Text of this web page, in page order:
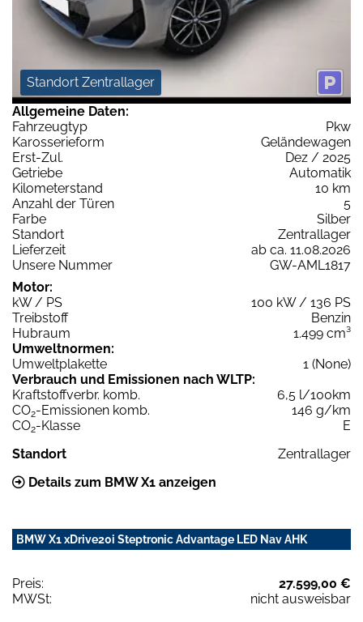
Standort Zentrallager
Allgemeine Daten:
Fahrzeugtyp
Pkw
Karosserieform
Geländewagen
Erst-Zul.
Dez / 2025
Getriebe
Automatik
Kilometerstand
10 km
Anzahl der Türen
5
Farbe
Silber
Standort
Zentrallager
Lieferzeit
ab ca. 11.08.2026
Unsere Nummer
GW-AML1817
Motor:
kW / PS
100 kW / 136 PS
Treibstoff
Benzin
Hubraum
1.499 cm³
Umweltnormen:
Umweltplakette
1 (None)
Verbrauch und Emissionen nach WLTP:
Kraftstoffverbr. komb.
6,5 l/100km
CO2-Emissionen komb.
146 g/km
CO2-Klasse
E
Standort
Zentrallager
Details zum BMW X1 anzeigen
BMW X1 xDrive20i Steptronic Advantage LED Nav AHK
Preis:
27.599,00 €
MWSt:
nicht ausweisbar